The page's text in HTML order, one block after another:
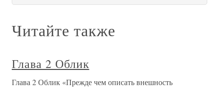
Читайте также
Глава 2 Облик
Глава 2 Облик «Прежде чем описать внешность